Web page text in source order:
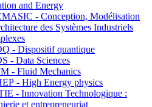
and Energy
- Conception, Modélisation
des Systèmes Industriels
- Dispositif quantique
- Data Sciences
- Fluid Mechanics
- High Energy physics
- Innovation Technologique :
et entrepreneuriat